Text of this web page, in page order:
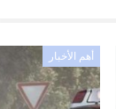
أهم الأخبار